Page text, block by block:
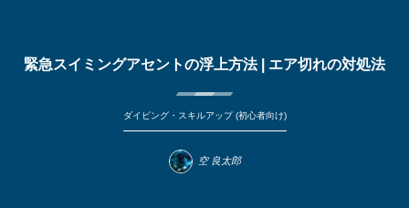
緊急スイミングアセントの浮上方法 | エア切れの対処法
ダイビング・スキルアップ (初心者向け)
空 良太郎